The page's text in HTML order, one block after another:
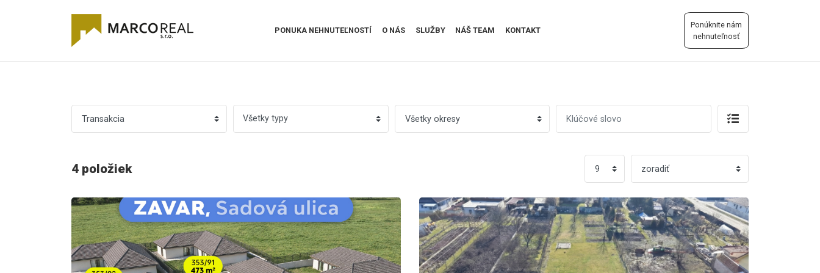
PONUKA NEHNUTEĽNOSTÍ O NÁS SLUŽBY NÁŠ TEAM KONTAKT
Ponúknite nám
nehnuteľnosť
Všetky typy
4 položiek